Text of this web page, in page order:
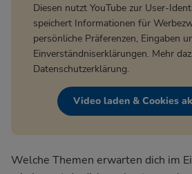
Diesen nutzt YouTube zur User-
speichert Informationen für
persönliche Präferenzen, Eingaben
Einverständniserklärungen. Mehr
Datenschutzerklärung.
Video laden & Cookies
Welche Themen erwarten dich im